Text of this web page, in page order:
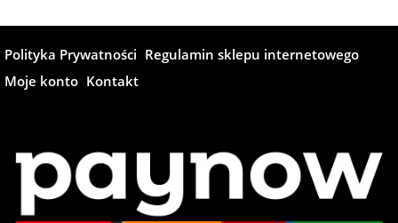
Polityka Prywatności Regulamin sklepu internetowego
Moje konto Kontakt